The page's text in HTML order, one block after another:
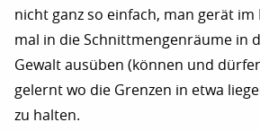
nicht ganz so einfach, man gerät
mal in die Schnittmengenräume in
Gewalt ausüben (können und
gelernt wo die Grenzen in etwa
zu halten.